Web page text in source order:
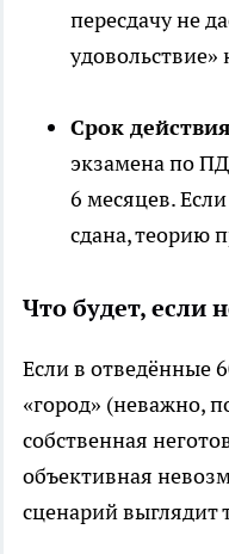
пересдачу не
удовольствие»
Срок
экзамена по
6 месяцев.
сдана, теорию
Что будет, если
Если в отведённые
«город» (неважно,
собственная
объективная
сценарий выглядит